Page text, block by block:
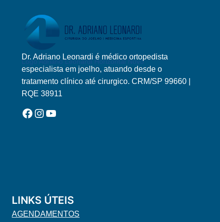
Logo Adriano Leonardi Horizontal Novo
Dr. Adriano Leonardi é médico ortopedista
especialista em joelho, atuando desde o
tratamento clínico até cirurgico. CRM/SP 99660 |
RQE 38911
Facebook
Instagram
YouTube
LINKS ÚTEIS
AGENDAMENTOS